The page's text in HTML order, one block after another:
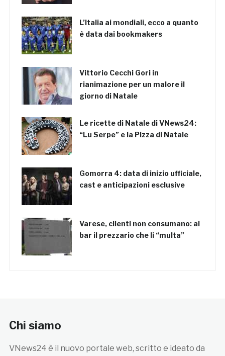
L’Italia ai mondiali, ecco a quanto
è data dai bookmakers
Vittorio Cecchi Gori in
rianimazione per un malore il
giorno di Natale
Le ricette di Natale di VNews24:
“Lu Serpe” e la Pizza di Natale
Gomorra 4: data di inizio ufficiale,
cast e anticipazioni esclusive
Varese, clienti non consumano: al
bar il prezzario che li “multa”
Chi siamo
VNews24 è il nuovo portale web, scritto e ideato da